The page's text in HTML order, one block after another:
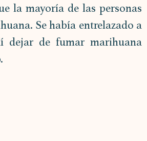
la mayoría de las personas
Se había entrelazado a
dejar de fumar marihuana